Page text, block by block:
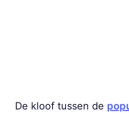
De kloof tussen de